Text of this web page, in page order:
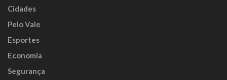
Cidades
Pelo Vale
Esportes
Economia
Segurança